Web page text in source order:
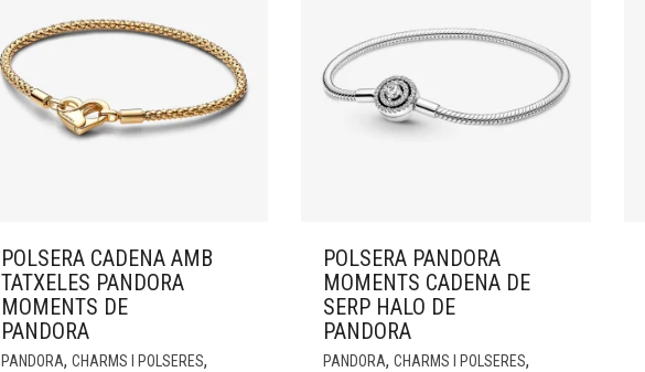
POLSERA CADENA AMB
TATXELES PANDORA
MOMENTS DE
PANDORA
PANDORA, CHARMS I POLSERES,
POLSERA PANDORA
MOMENTS CADENA DE
SERP HALO DE
PANDORA
PANDORA, CHARMS I POLSERES,